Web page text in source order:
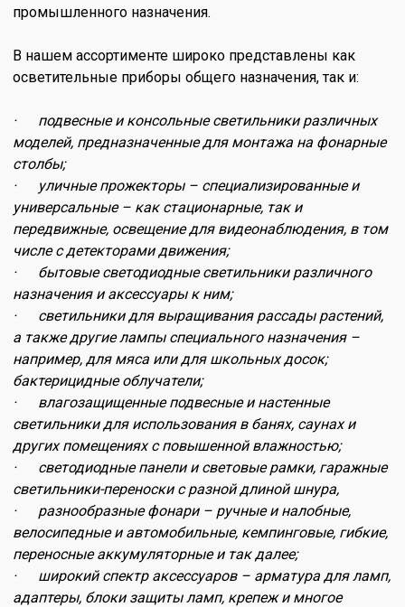
промышленного назначения.
В нашем ассортименте широко представлены как
осветительные приборы общего назначения, так и:
· подвесные и консольные светильники различных
моделей, предназначенные для монтажа на фонарные
столбы;
· уличные прожекторы – специализированные и
универсальные – как стационарные, так и
передвижные, освещение для видеонаблюдения, в том
числе с детекторами движения;
· бытовые светодиодные светильники различного
назначения и аксессуары к ним;
· светильники для выращивания рассады растений,
а также другие лампы специального назначения –
например, для мяса или для школьных досок;
бактерицидные облучатели;
· влагозащищенные подвесные и настенные
светильники для использования в банях, саунах и
других помещениях с повышенной влажностью;
· светодиодные панели и световые рамки, гаражные
светильники-переноски с разной длиной шнура,
· разнообразные фонари – ручные и налобные,
велосипедные и автомобильные, кемпинговые, гибкие,
переносные аккумуляторные и так далее;
· широкий спектр аксессуаров – арматура для ламп,
адаптеры, блоки защиты ламп, крепеж и многое